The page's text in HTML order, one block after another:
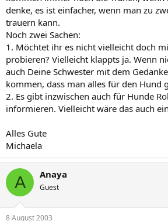
denke, es ist einfacher, wenn man zu
trauern kann.
Noch zwei Sachen:
1. Möchtet ihr es nicht vielleicht doch
probieren? Vielleicht klappts ja. Wenn
auch Deine Schwester mit dem
kommen, dass man alles für den Hund
2. Es gibt inzwischen auch für Hunde
informieren. Vielleicht wäre das auch
Alles Gute
Michaela
A Anaya
Guest
8 August 2003